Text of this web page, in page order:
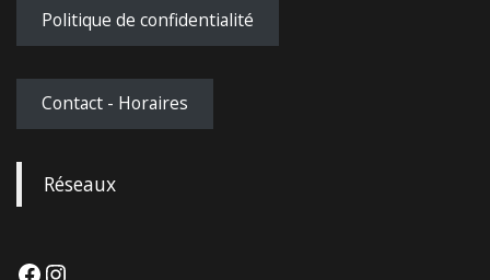
Politique de confidentialité
Contact - Horaires
Réseaux